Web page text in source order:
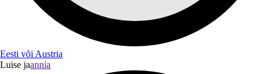
Eesti või Austria
Luise jaannia